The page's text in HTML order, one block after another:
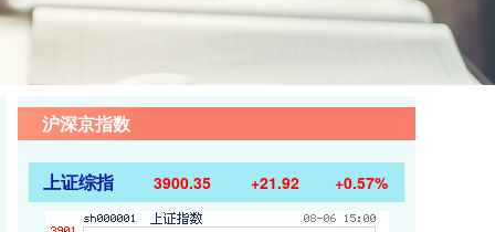
沪深京指数
上证综指 3900.35 +21.92 +0.57%